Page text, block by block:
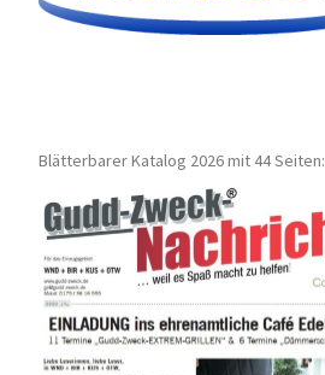
Blätterbarer Katalog 2026 mit 44 Seiten: